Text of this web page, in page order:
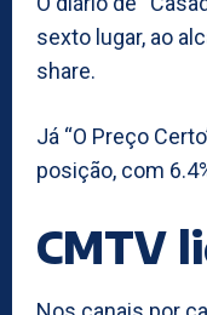
sexto lugar, ao
share.
Já “O Preço
posição, com
CMTV